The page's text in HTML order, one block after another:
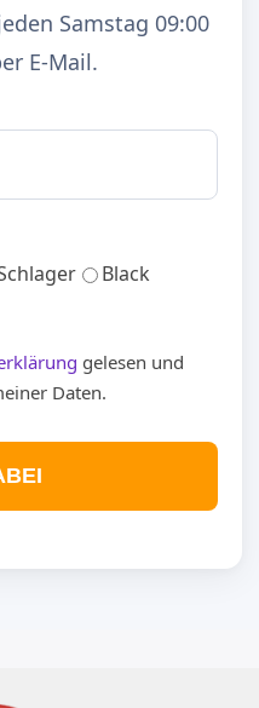
Samstag 09:00
E-Mail.
Black
gelesen und
Daten.